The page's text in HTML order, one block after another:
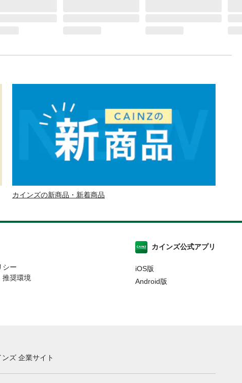
カインズの新商品・新着商品
シー
推奨環境
カインズ公式アプリ
iOS版
Android版
ンズ 企業サイト